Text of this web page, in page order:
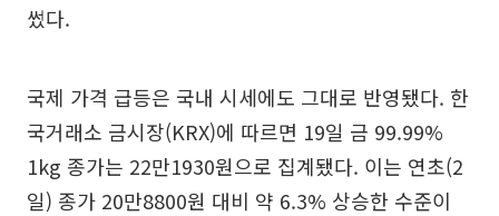
썼다.
국제 가격 급등은 국내 시세에도 그대로 반영됐다. 한
국거래소 금시장(KRX)에 따르면 19일 금 99.99%
1kg 종가는 22만1930원으로 집계됐다. 이는 연초(2
일) 종가 20만8800원 대비 약 6.3% 상승한 수준이